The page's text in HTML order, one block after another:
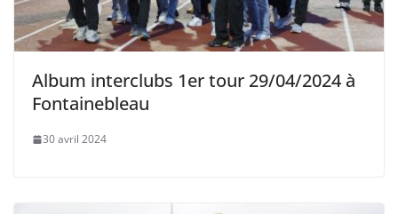
Album interclubs 1er tour 29/04/2024 à
Fontainebleau
30 avril 2024